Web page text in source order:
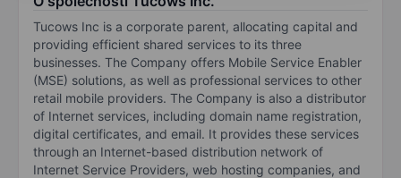
Tucows Inc is a corporate parent, allocating capital and
providing efficient shared services to its three
businesses. The Company offers Mobile Service Enabler
(MSE) solutions, as well as professional services to other
retail mobile providers. The Company is also a distributor
of Internet services, including domain name registration,
digital certificates, and email. It provides these services
through an Internet-based distribution network of
Internet Service Providers, web hosting companies, and